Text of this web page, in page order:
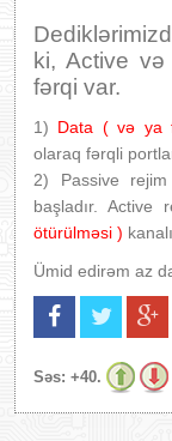
ki, Active
fərqi var.
1) Data ( və ya
olaraq fərqli
2) Passive
başladır. Active
ötürülməsi )
Ümid edirəm az
Səs: +40.